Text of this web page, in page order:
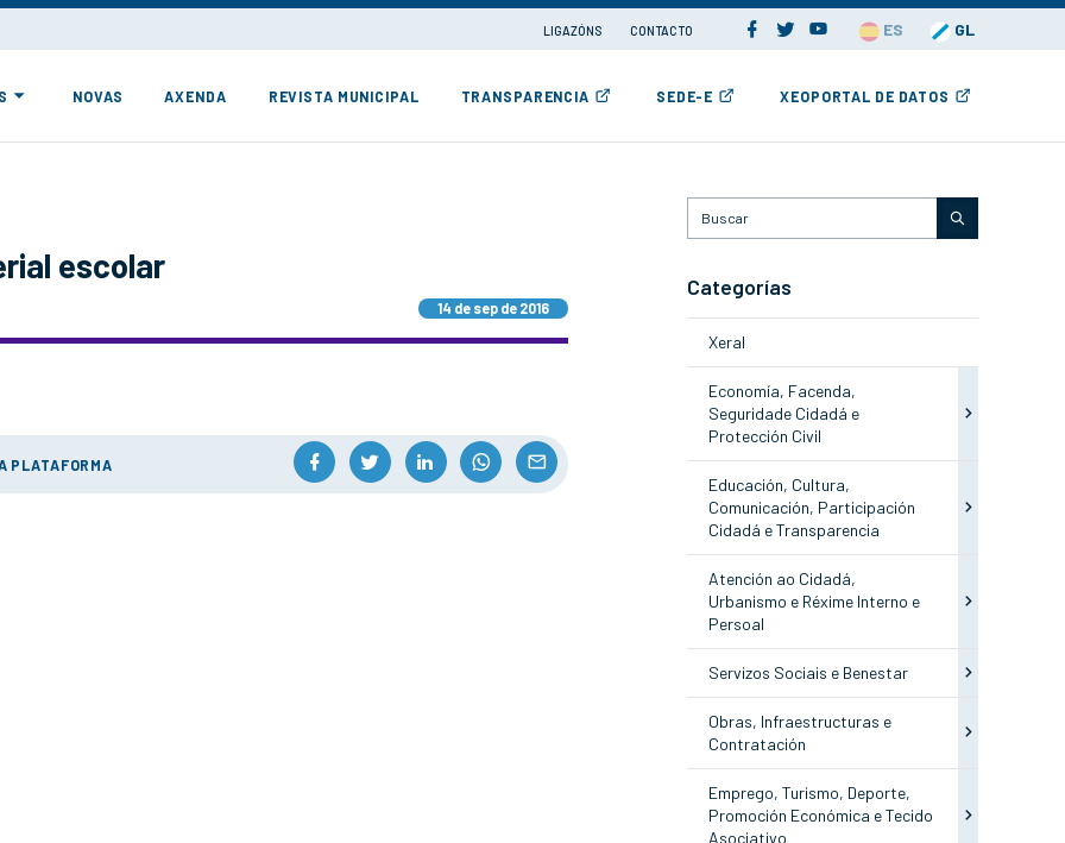
LIGAZÓNS CONTACTO ES GL
NOVAS AXENDA REVISTA MUNICIPAL TRANSPARENCIA SEDE-E XEOPORTAL DE DATOS
escolar
14 de sep de 2016
PLATAFORMA
Categorías
Xeral
Economía, Facenda,
Seguridade Cidadá e
Protección Civil
Educación, Cultura,
Comunicación, Participación
Cidadá e Transparencia
Atención ao Cidadá,
Urbanismo e Réxime Interno e
Persoal
Servizos Sociais e Benestar
Obras, Infraestructuras e
Contratación
Emprego, Turismo, Deporte,
Promoción Económica e Tecido
Asociativo